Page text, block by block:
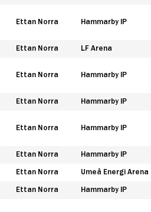
Ettan Norra Hammarby IP
Ettan Norra LF Arena
Ettan Norra Hammarby IP
Ettan Norra Hammarby IP
Ettan Norra Hammarby IP
Ettan Norra Hammarby IP
Ettan Norra Umeå Energi Arena
Ettan Norra Hammarby IP